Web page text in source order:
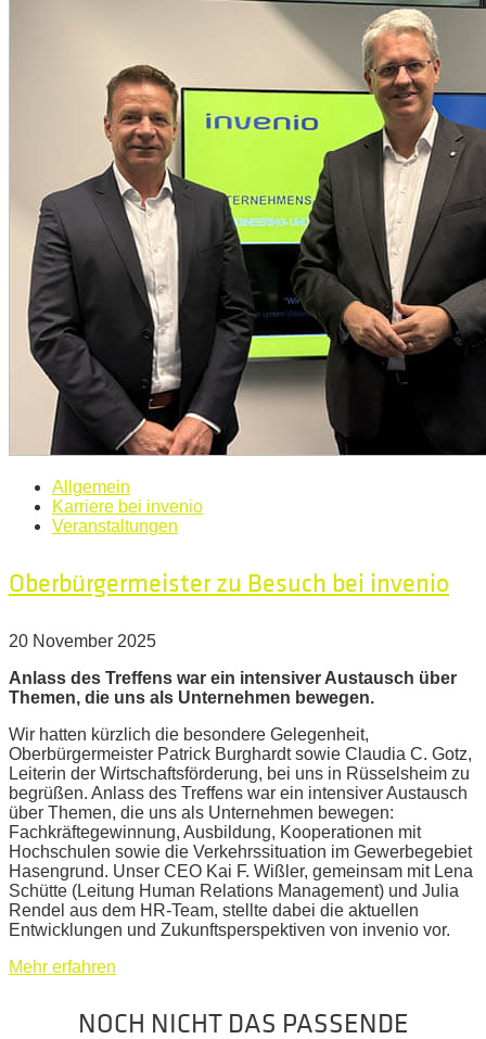
Allgemein
Karriere bei invenio
Veranstaltungen
Oberbürgermeister zu Besuch bei invenio
20 November 2025
Anlass des Treffens war ein intensiver Austausch über
Themen, die uns als Unternehmen bewegen.
Wir hatten kürzlich die besondere Gelegenheit,
Oberbürgermeister Patrick Burghardt sowie Claudia C. Gotz,
Leiterin der Wirtschaftsförderung, bei uns in Rüsselsheim zu
begrüßen. Anlass des Treffens war ein intensiver Austausch
über Themen, die uns als Unternehmen bewegen:
Fachkräftegewinnung, Ausbildung, Kooperationen mit
Hochschulen sowie die Verkehrssituation im Gewerbegebiet
Hasengrund. Unser CEO Kai F. Wißler, gemeinsam mit Lena
Schütte (Leitung Human Relations Management) und Julia
Rendel aus dem HR-Team, stellte dabei die aktuellen
Entwicklungen und Zukunftsperspektiven von invenio vor.
Mehr erfahren
NOCH NICHT DAS PASSENDE